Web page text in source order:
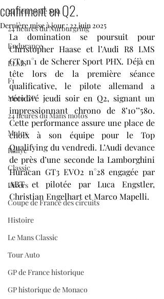
24 heures de Spa
24 heures du Nurburgring
Endurance
ELMS
F1
Moto GP
24 heures du Mans motos
Motos
Rallye
Classic
Divers
Coupe de France des circuits
Histoire
Le Mans Classic
Tour Auto
GP de France historique
GP historique de Monaco
confirment en Q2.
Dernière mise à jour :22 juin 2025
La domination se poursuit pour
Christopher Haase et l’Audi R8 LMS
GT3 n°1 de Scherer Sport PHX. Déjà en
tête lors de la première séance
qualificative, le pilote allemand a
récidivé jeudi soir en Q2, signant un
impressionnant chrono de 8’10’’580.
Cette performance assure une place de
choix à son équipe pour le Top
Qualifying du vendredi. L’Audi devance
de près d’une seconde la Lamborghini
Huracan GT3 EVO2 n°28 engagée par
ABT et pilotée par Luca Engstler,
Christian Engelhart et Marco Mapelli.